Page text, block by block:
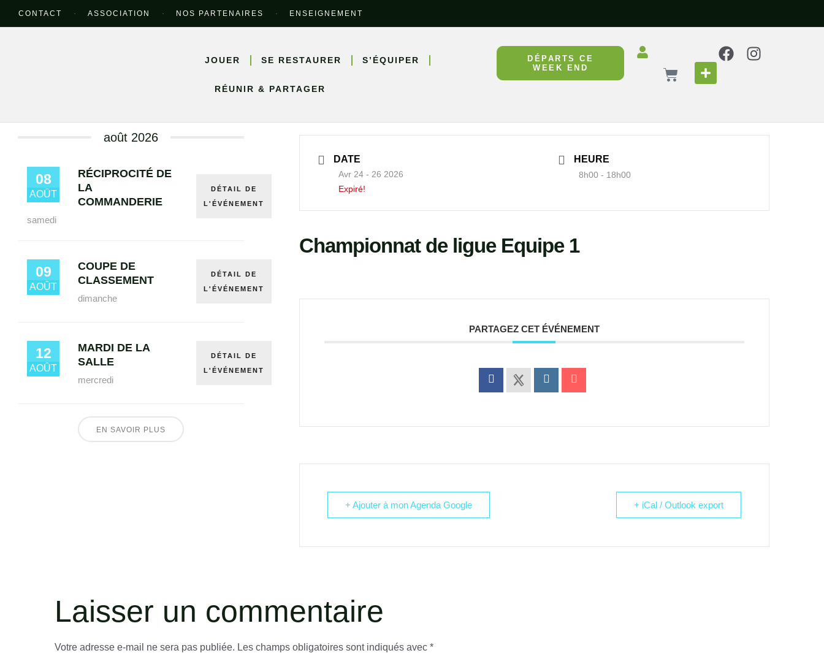
CONTACT ASSOCIATION NOS PARTENAIRES ENSEIGNEMENT
JOUER SE RESTAURER S’ÉQUIPER
RÉUNIR & PARTAGER
DÉPARTS CE
WEEK END
août 2026
08
AOÛT
RÉCIPROCITÉ DE
LA
COMMANDERIE
samedi
DÉTAIL DE
L'ÉVÉNEMENT
09
AOÛT
COUPE DE
CLASSEMENT
dimanche
DÉTAIL DE
L'ÉVÉNEMENT
12
AOÛT
MARDI DE LA
SALLE
mercredi
DÉTAIL DE
L'ÉVÉNEMENT
EN SAVOIR PLUS
DATE
Avr 24 - 26 2026
Expiré!
HEURE
8h00 - 18h00
Championnat de ligue Equipe 1
PARTAGEZ CET ÉVÉNEMENT
+ Ajouter à mon Agenda Google + iCal / Outlook export
Laisser un commentaire
Votre adresse e-mail ne sera pas publiée. Les champs obligatoires sont indiqués avec *